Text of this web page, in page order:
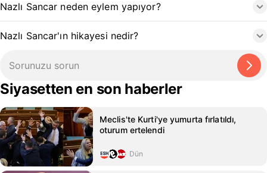
Nazlı Sancar neden eylem yapıyor?
Nazlı Sancar'ın hikayesi nedir?
Siyasetten en son haberler
Meclis'te Kurti'ye yumurta fırlatıldı,
oturum ertelendi
Dün